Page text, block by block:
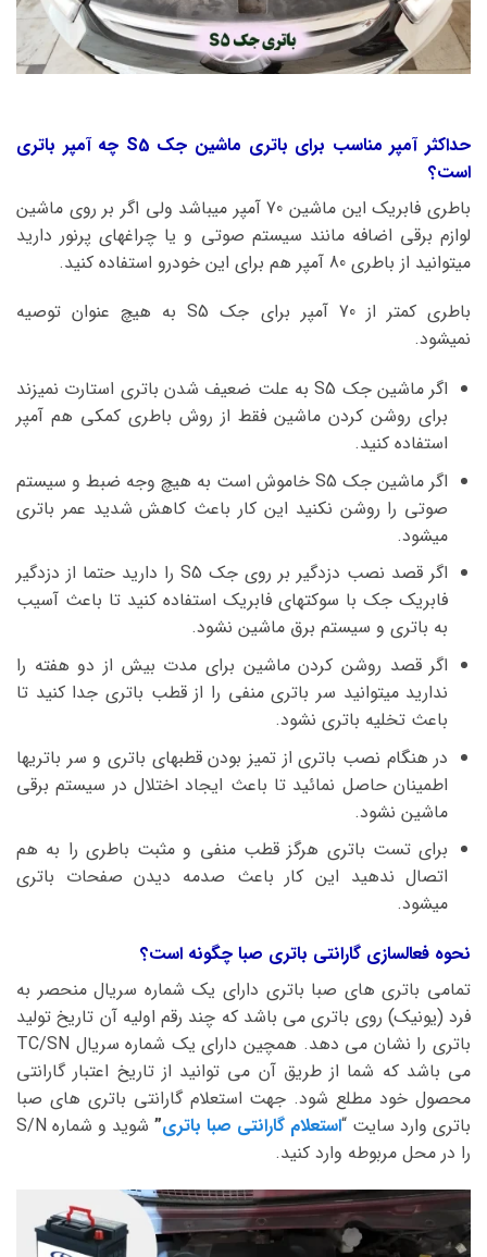
حداکثر آمپر مناسب برای باتری ماشین جک S5 چه آمپر باتری
است؟
باطری فابریک این ماشین 70 آمپر میباشد ولی اگر بر روی ماشین
لوازم برقی اضافه مانند سیستم صوتی و یا چراغهای پرنور دارید
میتوانید از باطری 80 آمپر هم برای این خودرو استفاده کنید.
باطری کمتر از 70 آمپر برای جک S5 به هیچ عنوان توصیه
نمیشود.
اگر ماشین جک S5 به علت ضعیف شدن باتری استارت نمیزند
برای روشن کردن ماشین فقط از روش باطری کمکی هم آمپر
استفاده کنید.
اگر ماشین جک S5 خاموش است به هیچ وجه ضبط و سیستم
صوتی را روشن نکنید این کار باعث کاهش شدید عمر باتری
میشود.
اگر قصد نصب دزدگیر بر روی جک S5 را دارید حتما از دزدگیر
فابریک جک با سوکتهای فابریک استفاده کنید تا باعث آسیب
به باتری و سیستم برق ماشین نشود.
اگر قصد روشن کردن ماشین برای مدت بیش از دو هفته را
ندارید میتوانید سر باتری منفی را از قطب باتری جدا کنید تا
باعث تخلیه باتری نشود.
در هنگام نصب باتری از تمیز بودن قطبهای باتری و سر باتریها
اطمینان حاصل نمائید تا باعث ایجاد اختلال در سیستم برقی
ماشین نشود.
برای تست باتری هرگز قطب منفی و مثبت باطری را به هم
اتصال ندهید این کار باعث صدمه دیدن صفحات باتری
میشود.
نحوه فعالسازی گارانتی باتری صبا چگونه است؟
تمامی باتری های صبا باتری دارای یک شماره سریال منحصر به
فرد (یونیک) روی باتری می باشد که چند رقم اولیه آن تاریخ تولید
باتری را نشان می دهد. همچین دارای یک شماره سریال TC/SN
می باشد که شما از طریق آن می توانید از تاریخ اعتبار گارانتی
محصول خود مطلع شود. جهت استعلام گارانتی باتری های صبا
باتری وارد سایت “استعلام گارانتی صبا باتری”
شوید و شماره S/N
را در محل مربوطه وارد کنید.